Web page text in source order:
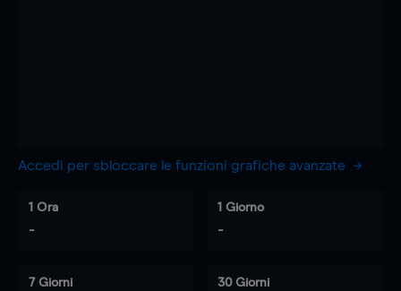
Accedi per sbloccare le funzioni grafiche avanzate
1 Ora
-
1 Giorno
-
7 Giorni 30 Giorni